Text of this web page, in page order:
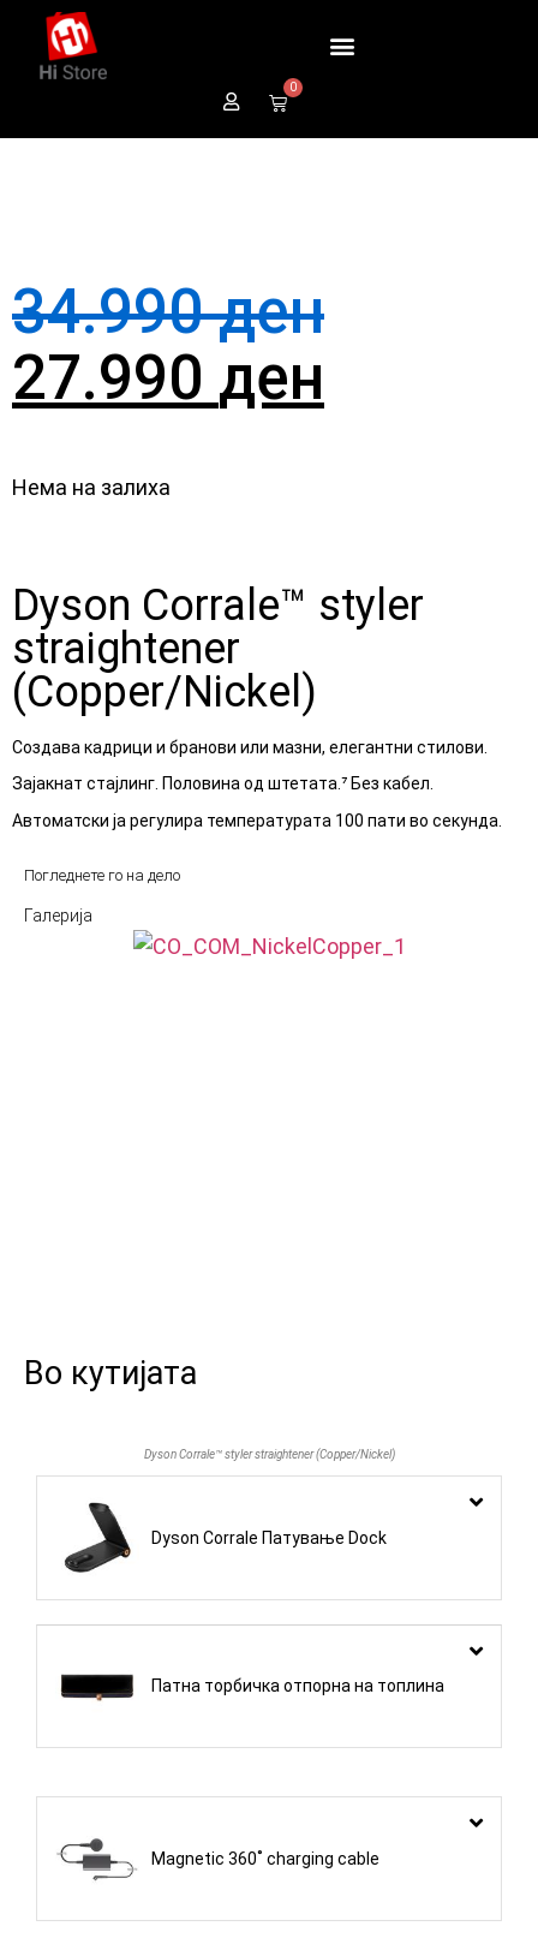
0
34.990ден
27.990 ден
Нема на залиха
Dyson Corrale™ styler
straightener
(Copper/Nickel)
Создава кадрици и бранови или мазни, елегантни стилови.
Зајакнат стајлинг. Половина од штетата.⁷ Без кабел.
Автоматски ја регулира температурата 100 пати во секунда.
Погледнете го на дело
Галерија
Во кутијата
Dyson Corrale™ styler straightener (Copper/Nickel)
Dyson Corrale Патување Dock
Патна торбичка отпорна на топлина
Magnetic 360˚ charging cable